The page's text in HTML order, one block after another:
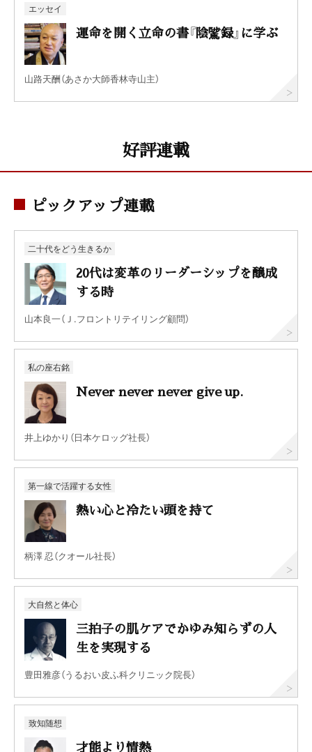
エッセイ
運命を開く立命の書『陰騭録』に学ぶ
山路天酬（あさか大師香林寺山主）
好評連載
ピックアップ連載
二十代をどう生きるか
20代は変革のリーダーシップを醸成
する時
山本良一（Ｊ.フロントリテイリング顧問）
私の座右銘
Never never never give up.
井上ゆかり（日本ケロッグ社長）
第一線で活躍する女性
熱い心と冷たい頭を持て
柄澤 忍（クオール社長）
大自然と体心
三拍子の肌ケアでかゆみ知らずの人
生を実現する
豊田雅彦（うるおい皮ふ科クリニック院長）
致知随想
才能より情熱